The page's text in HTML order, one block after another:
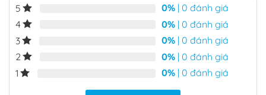
5 0% | 0 đánh giá
4
0% | 0 đánh giá
3
0% | 0 đánh giá
2
0% | 0 đánh giá
1
0% | 0 đánh giá